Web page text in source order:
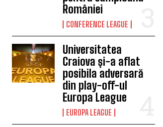
României
CONFERENCE LEAGUE
Universitatea
Craiova și-a aflat
posibila adversară
din play-off-ul
Europa League
EUROPA LEAGUE